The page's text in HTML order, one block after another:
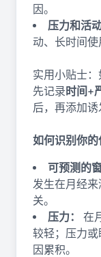
因。
压力和活动
动、长时间使
实用小贴士
先记录时间+
后，再添加诱
如何识别你的
可预测的
发生在月经
关。
压力：
在
较轻​​；压力
因累积。